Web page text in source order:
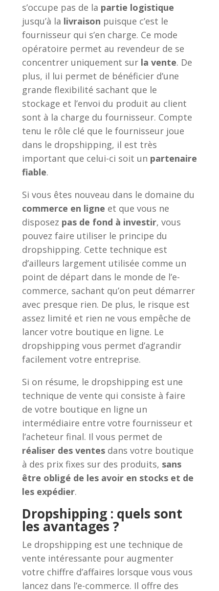
s’occupe pas de la partie logistique
jusqu’à la livraison puisque c’est le
fournisseur qui s’en charge. Ce mode
opératoire permet au revendeur de se
concentrer uniquement sur la vente. De
plus, il lui permet de bénéficier d’une
grande flexibilité sachant que le
stockage et l’envoi du produit au client
sont à la charge du fournisseur. Compte
tenu le rôle clé que le fournisseur joue
dans le dropshipping, il est très
important que celui-ci soit un partenaire
fiable.
Si vous êtes nouveau dans le domaine du
commerce en ligne et que vous ne
disposez pas de fond à investir, vous
pouvez faire utiliser le principe du
dropshipping. Cette technique est
d’ailleurs largement utilisée comme un
point de départ dans le monde de l’e-
commerce, sachant qu’on peut démarrer
avec presque rien. De plus, le risque est
assez limité et rien ne vous empêche de
lancer votre boutique en ligne. Le
dropshipping vous permet d’agrandir
facilement votre entreprise.
Si on résume, le dropshipping est une
technique de vente qui consiste à faire
de votre boutique en ligne un
intermédiaire entre votre fournisseur et
l’acheteur final. Il vous permet de
réaliser des ventesdans votre boutique
à des prix fixes sur des produits, sans
être obligé de les avoir en stocks et de
les expédier.
Dropshipping : quels sont
les avantages ?
Le dropshipping est une technique de
vente intéressante pour augmenter
votre chiffre d’affaires lorsque vous vous
lancez dans l’e-commerce. Il offre des